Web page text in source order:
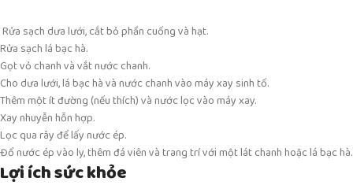
Rửa sạch dưa lưới, cắt bỏ phần cuống và hạt.
Rửa sạch lá bạc hà.
Gọt vỏ chanh và vắt nước chanh.
Cho dưa lưới, lá bạc hà và nước chanh vào máy xay sinh tố.
Thêm một ít đường (nếu thích) và nước lọc vào máy xay.
Xay nhuyễn hỗn hợp.
Lọc qua rây để lấy nước ép.
Đổ nước ép vào ly, thêm đá viên và trang trí với một lát chanh hoặc lá bạc hà.
Lợi ích sức khỏe